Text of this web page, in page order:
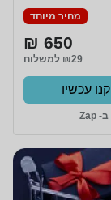
מחיר מיוחד
650 ₪
₪29 למשלוח
קנו עכשיו
ב- Zap